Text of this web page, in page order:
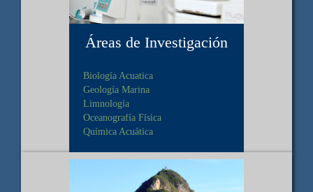
Áreas de Investigación
Biología Acuatica
Geología Marina
Limnología
Oceanografía Física
Química Acuática